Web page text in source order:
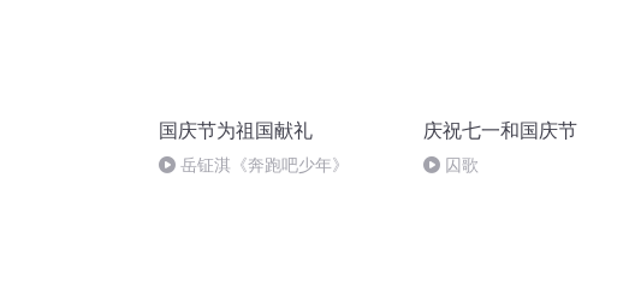
国庆节为祖国献礼
岳钲淇《奔跑吧少年》
庆祝七一和国庆节
囚歌